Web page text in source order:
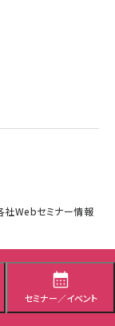
セミナー／イベント
社Webセミナー情報